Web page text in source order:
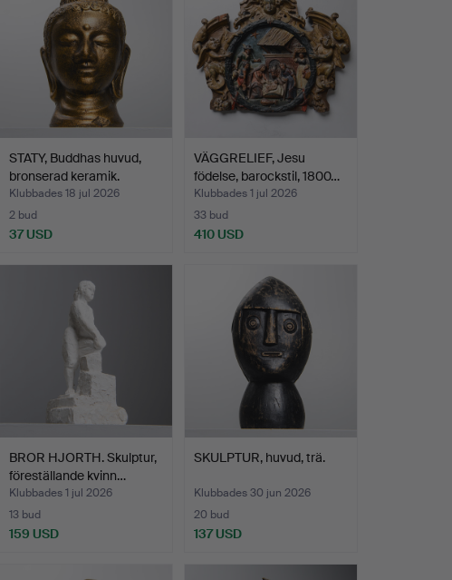
STATY, Buddhas huvud,
bronserad keramik.
Klubbades 18 jul 2026
2 bud
37 USD
VÄGGRELIEF, Jesu
födelse, barockstil, 1800…
Klubbades 1 jul 2026
33 bud
410 USD
BROR HJORTH. Skulptur,
föreställande kvinn…
Klubbades 1 jul 2026
13 bud
159 USD
SKULPTUR, huvud, trä.
Klubbades 30 jun 2026
20 bud
137 USD